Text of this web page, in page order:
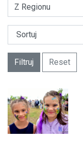
Z Regionu
Filtruj Reset